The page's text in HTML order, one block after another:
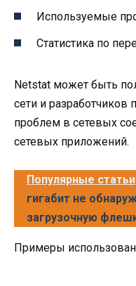
Используемые
Статистика по
Netstat может быть
сети и разработчиков
проблем в сетевых
сетевых приложений.
Популярные статьи
гигабит не
загрузочную
Примеры